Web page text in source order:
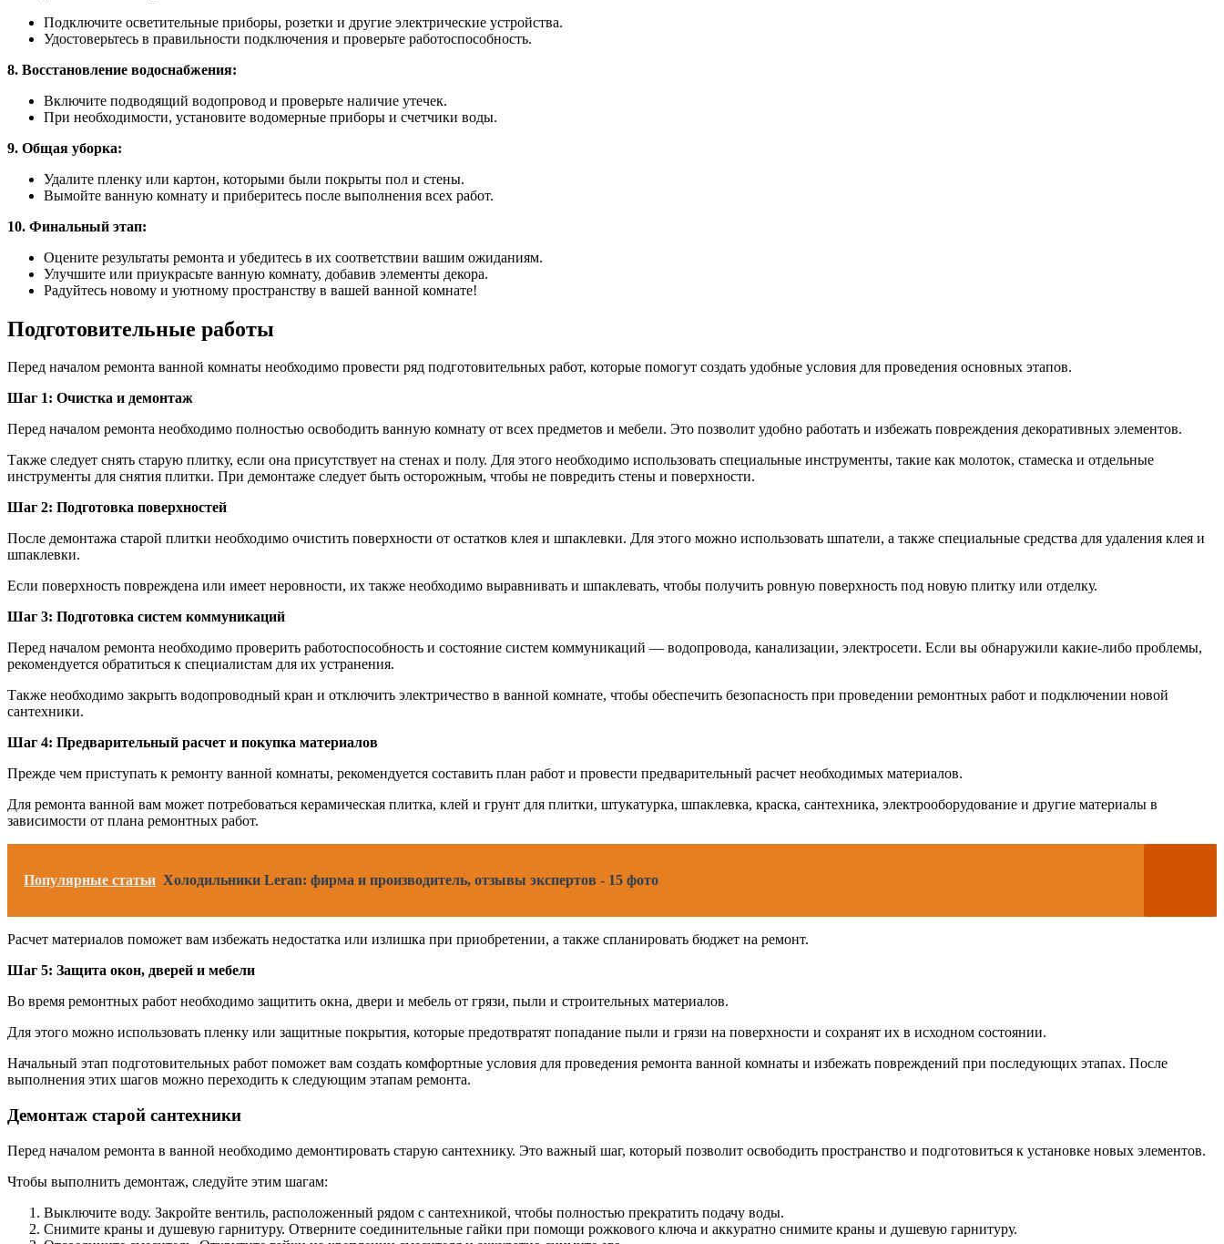
Подключите осветительные приборы, розетки и другие электрические устройства.
Удостоверьтесь в правильности подключения и проверьте работоспособность.
8. Восстановление водоснабжения:
Включите подводящий водопровод и проверьте наличие утечек.
При необходимости, установите водомерные приборы и счетчики воды.
9. Общая уборка:
Удалите пленку или картон, которыми были покрыты пол и стены.
Вымойте ванную комнату и приберитесь после выполнения всех работ.
10. Финальный этап:
Оцените результаты ремонта и убедитесь в их соответствии вашим ожиданиям.
Улучшите или приукрасьте ванную комнату, добавив элементы декора.
Радуйтесь новому и уютному пространству в вашей ванной комнате!
Подготовительные работы
Перед началом ремонта ванной комнаты необходимо провести ряд подготовительных работ, которые помогут создать удобные условия для проведения основных этапов.
Шаг 1: Очистка и демонтаж
Перед началом ремонта необходимо полностью освободить ванную комнату от всех предметов и мебели. Это позволит удобно работать и избежать повреждения декоративных элементов.
Также следует снять старую плитку, если она присутствует на стенах и полу. Для этого необходимо использовать специальные инструменты, такие как молоток, стамеска и отдельные
инструменты для снятия плитки. При демонтаже следует быть осторожным, чтобы не повредить стены и поверхности.
Шаг 2: Подготовка поверхностей
После демонтажа старой плитки необходимо очистить поверхности от остатков клея и шпаклевки. Для этого можно использовать шпатели, а также специальные средства для удаления клея и
шпаклевки.
Если поверхность повреждена или имеет неровности, их также необходимо выравнивать и шпаклевать, чтобы получить ровную поверхность под новую плитку или отделку.
Шаг 3: Подготовка систем коммуникаций
Перед началом ремонта необходимо проверить работоспособность и состояние систем коммуникаций — водопровода, канализации, электросети. Если вы обнаружили какие-либо проблемы,
рекомендуется обратиться к специалистам для их устранения.
Также необходимо закрыть водопроводный кран и отключить электричество в ванной комнате, чтобы обеспечить безопасность при проведении ремонтных работ и подключении новой
сантехники.
Шаг 4: Предварительный расчет и покупка материалов
Прежде чем приступать к ремонту ванной комнаты, рекомендуется составить план работ и провести предварительный расчет необходимых материалов.
Для ремонта ванной вам может потребоваться керамическая плитка, клей и грунт для плитки, штукатурка, шпаклевка, краска, сантехника, электрооборудование и другие материалы в
зависимости от плана ремонтных работ.
Популярные статьи Холодильники Leran: фирма и производитель, отзывы экспертов - 15 фото
Расчет материалов поможет вам избежать недостатка или излишка при приобретении, а также спланировать бюджет на ремонт.
Шаг 5: Защита окон, дверей и мебели
Во время ремонтных работ необходимо защитить окна, двери и мебель от грязи, пыли и строительных материалов.
Для этого можно использовать пленку или защитные покрытия, которые предотвратят попадание пыли и грязи на поверхности и сохранят их в исходном состоянии.
Начальный этап подготовительных работ поможет вам создать комфортные условия для проведения ремонта ванной комнаты и избежать повреждений при последующих этапах. После
выполнения этих шагов можно переходить к следующим этапам ремонта.
Демонтаж старой сантехники
Перед началом ремонта в ванной необходимо демонтировать старую сантехнику. Это важный шаг, который позволит освободить пространство и подготовиться к установке новых элементов.
Чтобы выполнить демонтаж, следуйте этим шагам:
Выключите воду. Закройте вентиль, расположенный рядом с сантехникой, чтобы полностью прекратить подачу воды.
Снимите краны и душевую гарнитуру. Отверните соединительные гайки при помощи рожкового ключа и аккуратно снимите краны и душевую гарнитуру.